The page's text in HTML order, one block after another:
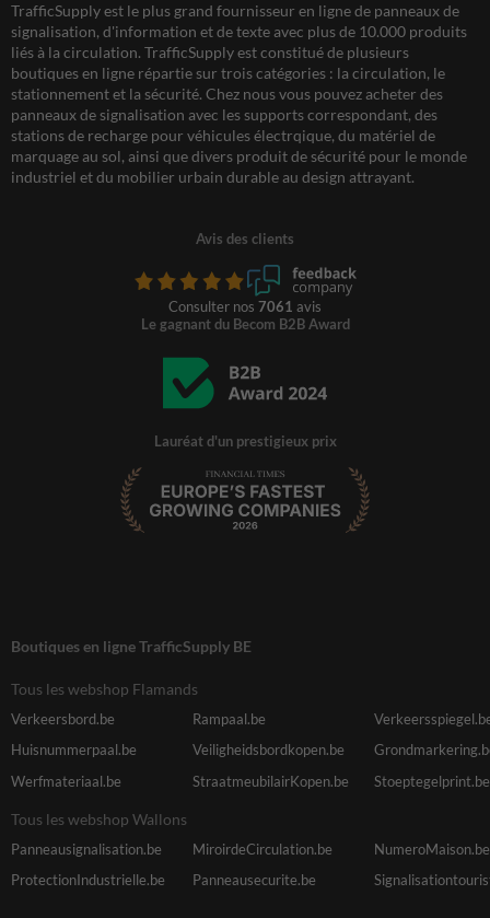
TrafficSupply est le plus grand fournisseur en ligne de panneaux de
signalisation, d'information et de texte avec plus de 10.000 produits
liés à la circulation. TrafficSupply est constitué de plusieurs
boutiques en ligne répartie sur trois catégories : la circulation, le
stationnement et la sécurité. Chez nous vous pouvez acheter des
panneaux de signalisation avec les supports correspondant, des
stations de recharge pour véhicules électrqique, du matériel de
marquage au sol, ainsi que divers produit de sécurité pour le monde
industriel et du mobilier urbain durable au design attrayant.
Avis des clients
Consulter nos 7061 avis
Le gagnant du Becom B2B Award
Lauréat d'un prestigieux prix
Boutiques en ligne TrafficSupply BE
Tous les webshop Flamands
Verkeersbord.be Rampaal.be
Huisnummerpaal.be
Veiligheidsbordkopen.be
Werfmateriaal.be
StraatmeubilairKopen.be Stoeptegelprint.be
Tous les webshop Wallons
Panneausignalisation.be MiroirdeCirculation.be
NumeroMaison.be
ProtectionIndustrielle.be
Panneausecurite.be